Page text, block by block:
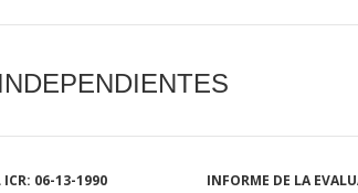
ICR: 06-13-1990 INFORME DE LA